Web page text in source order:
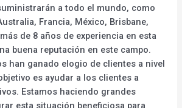
a todo el mundo, como
Francia, México, Brisbane,
de 8 años de experiencia en esta
buena reputación en este campo.
han ganado elogio de clientes a nivel
es ayudar a los clientes a
Estamos haciendo grandes
esta situación beneficiosa para